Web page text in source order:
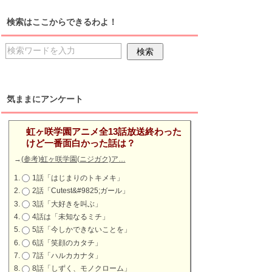
検索はここからできるわよ！
気ままにアンケート
虹ヶ咲学園アニメ全13話放送終わった
けど一番面白かった話は？
→(参考)虹ヶ咲学園(ニジガク)ア…
1話「はじまりのトキメキ」
2話「Cutest&#9825;ガール」
3話「大好きを叫ぶ」
4話は「未知なるミチ」
5話「今しかできないことを」
6話「笑顔のカタチ」
7話「ハルカカナタ」
8話「しずく、モノクローム」